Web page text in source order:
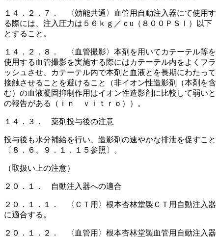
１４．２．７． 〈効能共通〉血管用自動注入器にて使用す
る際には、注入圧力は５６ｋｇ／ｃu（８００ＰＳＩ）以下
とすること。
１４．２．８． 〈血管撮影〉本剤を用いてカテーテル等を
使用する血管撮影を実施する際にはカテーテル内をよくフラ
ッシュさせ、カテーテル内で本剤と血液とを長期にわたって
接触させることを避けること（非イオン性造影剤（本剤を含
む）の血液凝固抑制作用はイオン性造影剤に比較して弱いと
の報告がある（ｉｎ ｖｉｔｒｏ））。
１４．３． 薬剤投与後の注意
投与後も水分補給を行い、造影剤の速やかな排泄を促すこと
〔８．６、９．１．１５参照〕。
（取扱い上の注意）
２０．１． 自動注入器への適合
２０．１．１． 〈ＣＴ用〉根本杏林堂製ＣＴ用自動注入器
に適合する。
２０．１．２． 〈血管用〉根本杏林堂製血管用自動注入器